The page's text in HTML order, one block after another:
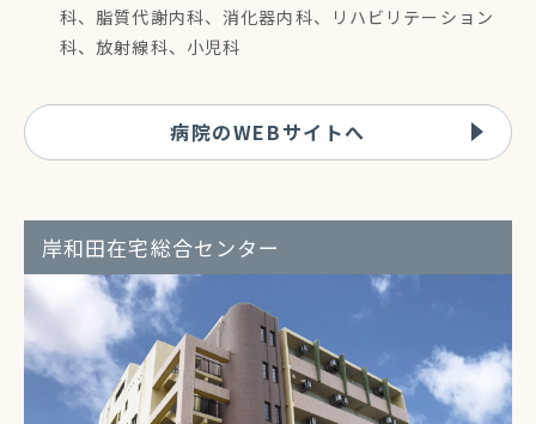
科、脂質代謝内科、消化器内科、リハビリテーション
科、放射線科、小児科
病院のWEBサイトへ
岸和田在宅総合センター